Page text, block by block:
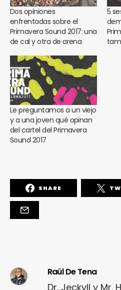
Dos opiniones
enfrentadas sobre el
Primavera Sound 2017: una
de cal y otra de arena
5
Le preguntamos a un viejo
y a una joven qué opinan
del cartel del Primavera
Sound 2017
SHARE
Raül De Tena
Dr. Jeckyll y Mr.